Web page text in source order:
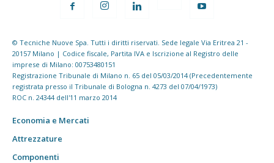
© Tecniche Nuove Spa. Tutti i diritti riservati. Sede legale Via Eritrea 21 -
20157 Milano | Codice fiscale, Partita IVA e Iscrizione al Registro delle
imprese di Milano: 00753480151
Registrazione Tribunale di Milano n. 65 del 05/03/2014 (Precedentemente
registrata presso il Tribunale di Bologna n. 4273 del 07/04/1973)
ROC n. 24344 dell'11 marzo 2014
Economia e Mercati
Attrezzature
Componenti